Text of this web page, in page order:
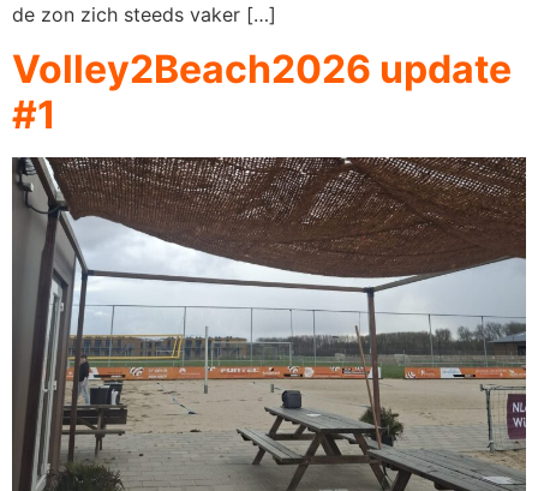
de zon zich steeds vaker […]
Volley2Beach2026 update
#1